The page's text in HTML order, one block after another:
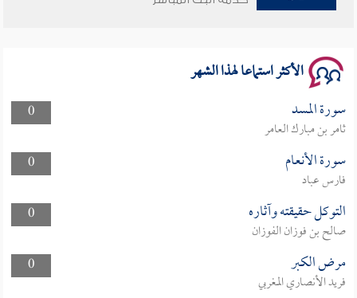
الأكثر استماعا لهذا الشهر
0 سورة المسد
ثامر بن مبارك العامر
0
سورة الأنعام
فارس عباد
0
التوكل حقيقته وآثاره
صالح بن فوزان الفوزان
0
مرض الكبر
فريد الأنصاري المغربي